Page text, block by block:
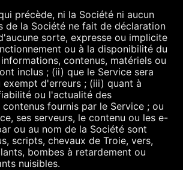
précède, ni la Société ni aucun
de la Société ne fait de déclaration
sorte, expresse ou implicite
ou à la disponibilité du
contenus, matériels ou
inclus ; (ii) que le Service sera
exempt d'erreurs ; (iii) quant à
ou l'actualité des
fournis par le Service ; ou
ses serveurs, le contenu ou les e-
ou au nom de la Société sont
scripts, chevaux de Troie, vers,
bombes à retardement ou
nuisibles.